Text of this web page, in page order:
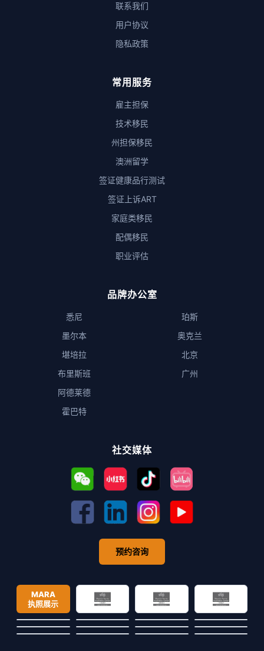
联系我们
用户协议
隐私政策
常用服务
雇主担保
技术移民
州担保移民
澳洲留学
签证健康品行测试
签证上诉ART
家庭类移民
配偶移民
职业评估
品牌办公室
悉尼
墨尔本
堪培拉
布里斯班
阿德莱德
霍巴特
珀斯
奥克兰
北京
广州
社交媒体
预约咨询
MARA
执照展示